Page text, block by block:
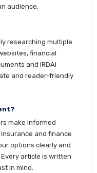
audience.
researching multiple
financial
and IRDAI
and reader-friendly
make informed
and finance
options clearly and
article is written
in mind.